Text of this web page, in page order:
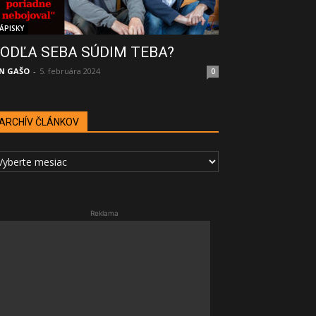
SEBA SÚDIM TEBA?
GAŠO - 5. februára 2024 0
ČLÁNKOV
Reklama